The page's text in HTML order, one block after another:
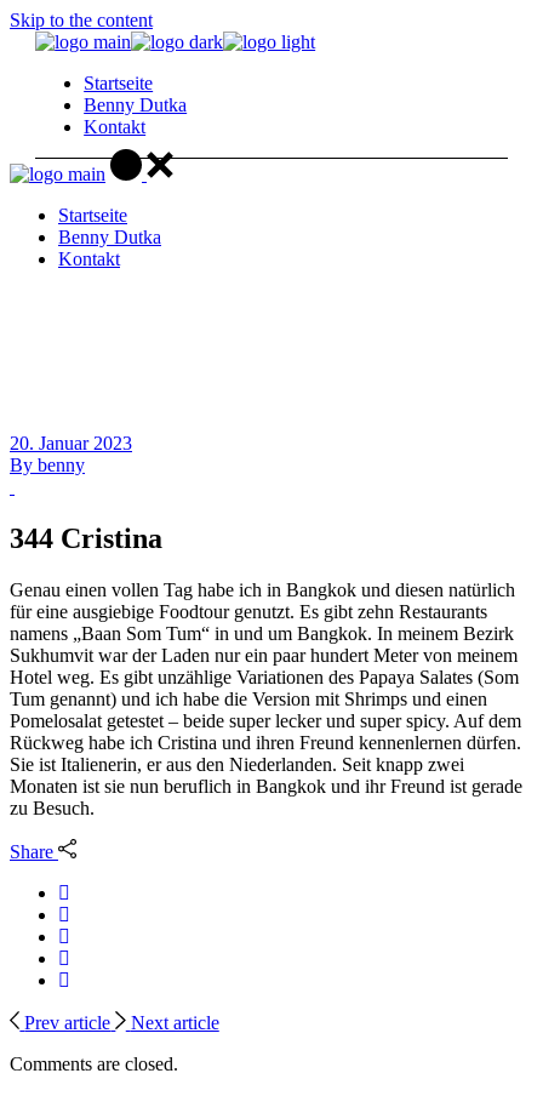
Skip to the content
Startseite
Benny Dutka
Kontakt
Startseite
Benny Dutka
Kontakt
20. Januar 2023
By benny
344 Cristina
Genau einen vollen Tag habe ich in Bangkok und diesen natürlich
für eine ausgiebige Foodtour genutzt. Es gibt zehn Restaurants
namens „Baan Som Tum“ in und um Bangkok. In meinem Bezirk
Sukhumvit war der Laden nur ein paar hundert Meter von meinem
Hotel weg. Es gibt unzählige Variationen des Papaya Salates (Som
Tum genannt) und ich habe die Version mit Shrimps und einen
Pomelosalat getestet – beide super lecker und super spicy. Auf dem
Rückweg habe ich Cristina und ihren Freund kennenlernen dürfen.
Sie ist Italienerin, er aus den Niederlanden. Seit knapp zwei
Monaten ist sie nun beruflich in Bangkok und ihr Freund ist gerade
zu Besuch.
Share
Prev article
Next article
Comments are closed.